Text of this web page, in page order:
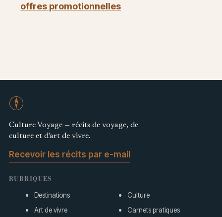
offres promotionnelles
Culture Voyage — récits de voyage, de
culture et d'art de vivre.
Recevoir les récits par e-mail
RUBRIQUES
Destinations
Culture
Art de vivre
Carnets pratiques